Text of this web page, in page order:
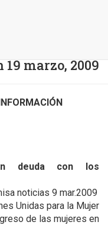
19 marzo, 2009
deuda con los
noticias 9 mar.2009
Unidas para la Mujer
de las mujeres en